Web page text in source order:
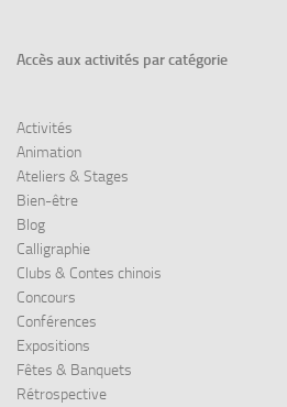
Accès aux activités par catégorie
Activités
Animation
Ateliers & Stages
Bien-être
Blog
Calligraphie
Clubs & Contes chinois
Concours
Conférences
Expositions
Fêtes & Banquets
Rétrospective